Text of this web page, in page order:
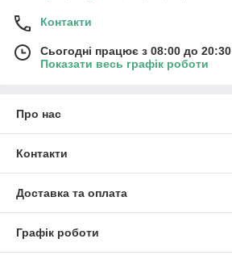
Контакти
Сьогодні працює з 08:00 до 20:30
Показати весь графік роботи
Про нас
Контакти
Доставка та оплата
Графік роботи